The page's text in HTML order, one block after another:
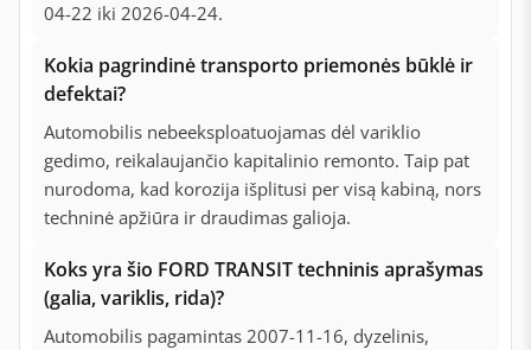
04-22 iki 2026-04-24.
Kokia pagrindinė transporto priemonės būklė ir
defektai?
Automobilis nebeeksploatuojamas dėl variklio
gedimo, reikalaujančio kapitalinio remonto. Taip pat
nurodoma, kad korozija išplitusi per visą kabiną, nors
techninė apžiūra ir draudimas galioja.
Koks yra šio FORD TRANSIT techninis aprašymas
(galia, variklis, rida)?
Automobilis pagamintas 2007-11-16, dyzelinis,